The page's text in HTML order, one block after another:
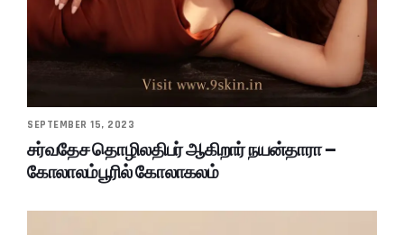
SEPTEMBER 15, 2023
சர்வதேச தொழிலதிபர் ஆகிறார் நயன்தாரா –
கோலாலம்பூரில் கோலாகலம்